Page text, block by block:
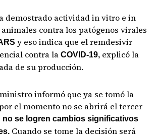
demostrado actividad in vitro e in
contra los patógenos virales
y eso indica que el remdesivir
contra laCOVID-19, explicó la
de su producción.
informó que ya se tomó la
el momento no se abrirá el tercer
no se logren cambios significativos
Cuando se tome la decisión será